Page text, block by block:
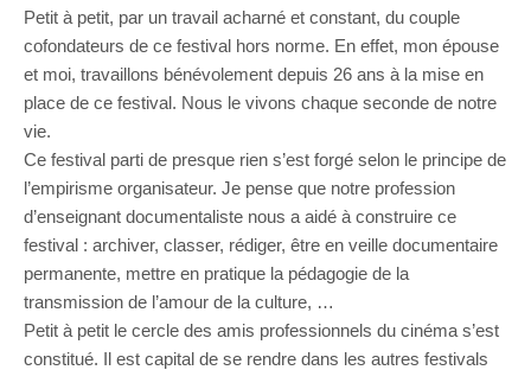
Petit à petit, par un travail acharné et constant, du couple
cofondateurs de ce festival hors norme. En effet, mon épouse
et moi, travaillons bénévolement depuis 26 ans à la mise en
place de ce festival. Nous le vivons chaque seconde de notre
vie.
Ce festival parti de presque rien s’est forgé selon le principe de
l’empirisme organisateur. Je pense que notre profession
d’enseignant documentaliste nous a aidé à construire ce
festival : archiver, classer, rédiger, être en veille documentaire
permanente, mettre en pratique la pédagogie de la
transmission de l’amour de la culture, …
Petit à petit le cercle des amis professionnels du cinéma s’est
constitué. Il est capital de se rendre dans les autres festivals